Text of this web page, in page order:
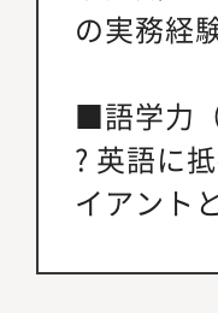
の実務経
■語学力（
? 英語に
イアント